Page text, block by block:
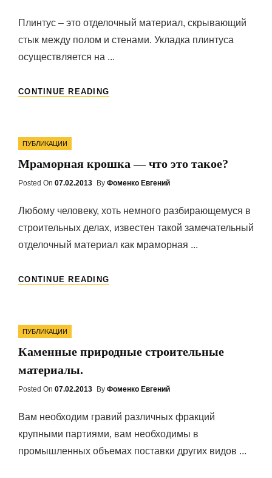
Плинтус – это отделочный материал, скрывающий
стык между полом и стенами. Укладка плинтуса
осуществляется на ...
CONTINUE READING
Categories
ПУБЛИКАЦИИ
Мраморная крошка — что это такое?
Posted On Posted
07.02.2013 By Фоменко Евгений
Любому человеку, хоть немного разбирающемуся в
строительных делах, известен такой замечательный
отделочный материал как мраморная ...
CONTINUE READING
Categories
ПУБЛИКАЦИИ
Каменные природные строительные
материалы.
Posted On Posted
07.02.2013 By Фоменко Евгений
Вам необходим гравий различных фракций
крупными партиями, вам необходимы в
промышленных объемах поставки других видов ...